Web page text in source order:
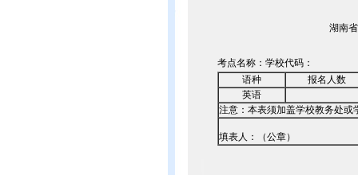
湖南
考点名称：学校代码：
语种
报名人数
英语
注意：本表须加盖学校教务处或
填表人：（公章）